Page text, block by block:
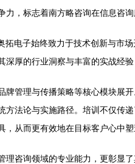
，标志着南方略咨询在信息咨
电子始终致力于技术创新与市
厚的行业洞察与丰富的实战经
管理与传播策略等核心模块展
法论与实施路径。培训不仅
从而更有效地在目标客户心中
咨询领域的专业能力，更彰显